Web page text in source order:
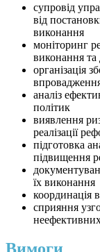
супровід
від
виконання
моніторинг
виконання та
організація
аналіз
політик
виявлення
реалізації
підготовка
підвищення
їх виконання
координація
сприяння